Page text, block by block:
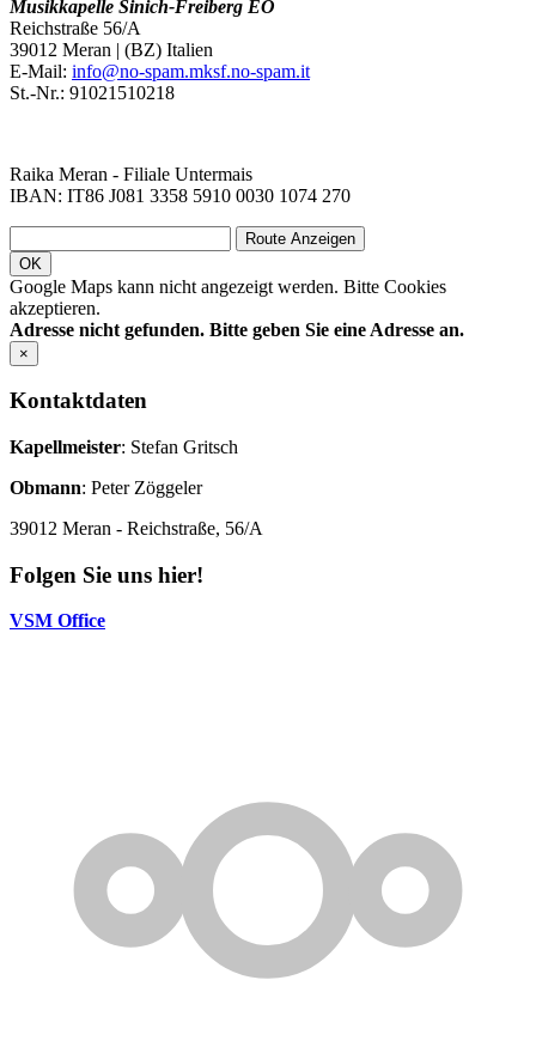
Musikkapelle Sinich-Freiberg EO
Reichstraße 56/A
39012 Meran | (BZ) Italien
E-Mail: info@no-spam.mksf.no-spam.it
St.-Nr.: 91021510218
Raika Meran - Filiale Untermais
IBAN: IT86 J081 3358 5910 0030 1074 270
Route Anzeigen
OK
Google Maps kann nicht angezeigt werden. Bitte Cookies
akzeptieren.
Adresse nicht gefunden. Bitte geben Sie eine Adresse an.
×
Kontaktdaten
Kapellmeister: Stefan Gritsch
Obmann: Peter Zöggeler
39012 Meran - Reichstraße, 56/A
Folgen Sie uns hier!
VSM Office